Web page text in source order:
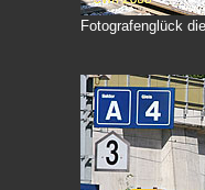
Fotografenglück